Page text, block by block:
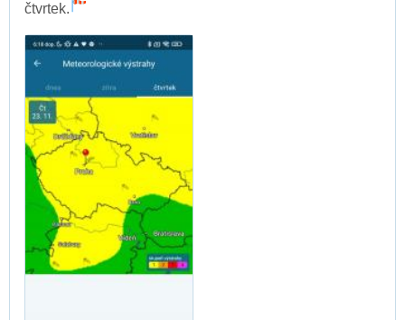
čtvrtek.